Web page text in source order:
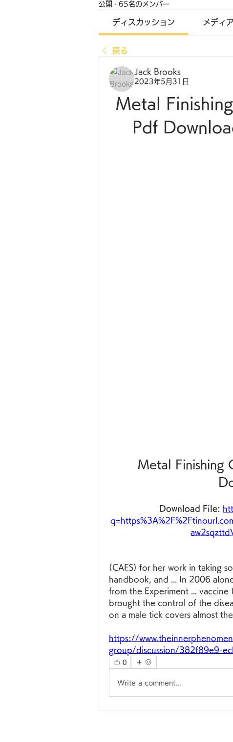
公開 · 65名のメンバー
ディスカッション メディア
戻る
Jack Brooks
2023年5月31日
Metal
Pdf
Metal Finishing
Download File:
(CAES) for her work in taking
handbook, and ... In 2006
from the Experiment ... vaccine
brought the control of the
on a male tick covers almost
https://
group/discussion/382f89e9-
0
Write a comment...